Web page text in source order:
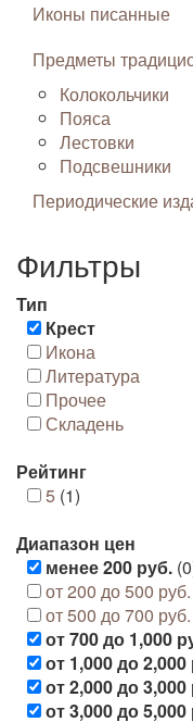
Иконы писанные
Предметы
Колокольчики
Пояса
Лестовки
Подсвешники
Периодические
Фильтры
Тип
Крест
Икона
Литература
Прочее
Складень
Рейтинг
5 (1)
Диапазон цен
менее 200 руб.
от 200 до 500 руб.
от 500 до 700 руб.
от 700 до 1,000
от 1,000 до 2,000
от 2,000 до 3,000
от 3,000 до 5,000